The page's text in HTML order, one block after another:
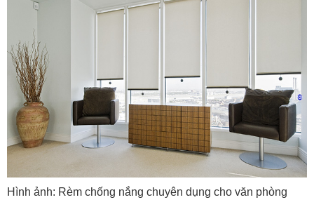
Hình ảnh: Rèm chống nắng chuyên dụng cho văn phòng